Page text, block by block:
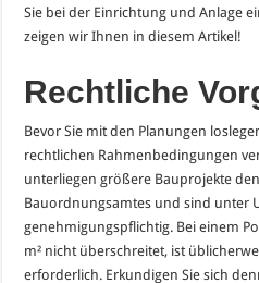
Sie bei der Einrichtung und Anlage
zeigen wir Ihnen in diesem Artikel!
Rechtliche
Bevor Sie mit den Planungen
rechtlichen Rahmenbedingungen
unterliegen größere Bauprojekte
Bauordnungsamtes und sind unter
genehmigungspflichtig. Bei einem
m² nicht überschreitet, ist
erforderlich. Erkundigen Sie sich